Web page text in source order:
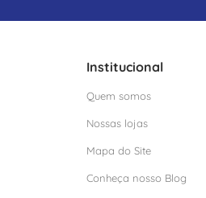
Institucional
Quem somos
Nossas lojas
Mapa do Site
Conheça nosso Blog